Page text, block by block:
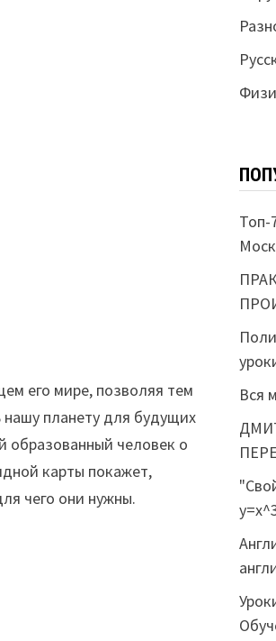
его мире, позволяя тем
планету для будущих
образованный человек о
карты покажет,
чего они нужны.
Топ-
Вся